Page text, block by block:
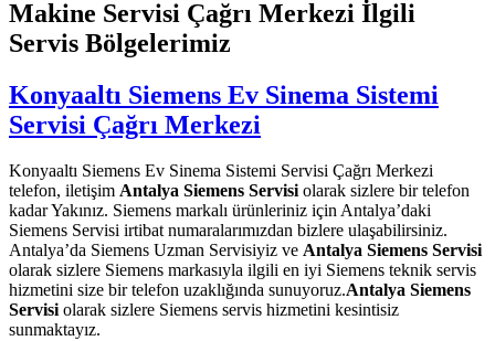
Makine Servisi Çağrı Merkezi İlgili
Servis Bölgelerimiz
Konyaaltı Siemens Ev Sinema Sistemi
Servisi Çağrı Merkezi
Konyaaltı Siemens Ev Sinema Sistemi Servisi Çağrı Merkezi
telefon, iletişim Antalya Siemens Servisiolarak sizlere bir telefon
kadar Yakınız. Siemens markalı ürünleriniz için Antalya’daki
Siemens Servisi irtibat numaralarımızdan bizlere ulaşabilirsiniz.
Antalya’da Siemens Uzman Servisiyiz ve Antalya Siemens Servisi
olarak sizlere Siemens markasıyla ilgili en iyi Siemens teknik servis
hizmetini size bir telefon uzaklığında sunuyoruz.Antalya Siemens
Servisiolarak sizlere Siemens servis hizmetini kesintisiz
sunmaktayız.